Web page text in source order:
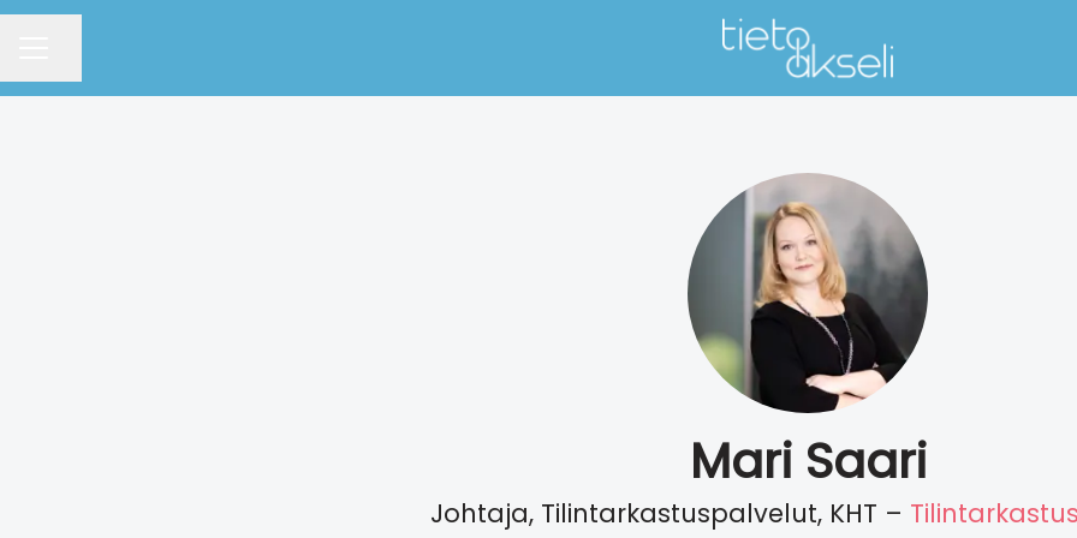
Mari Saari
Johtaja, Tilintarkastuspalvelut, KHT –